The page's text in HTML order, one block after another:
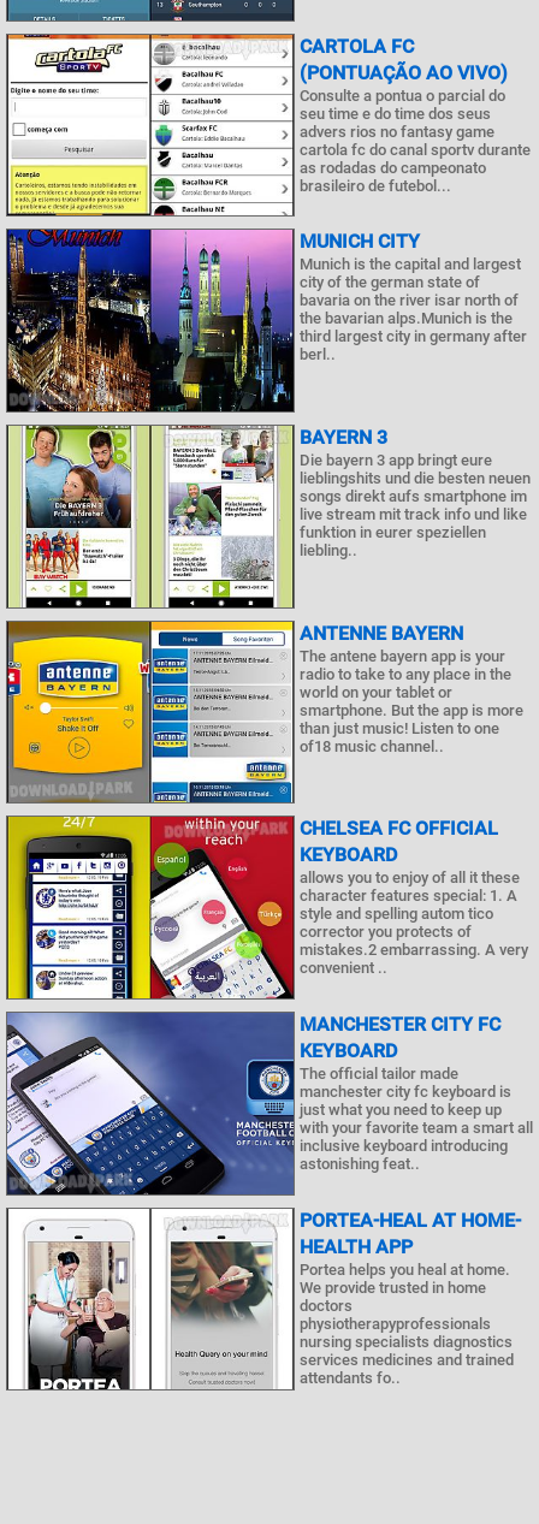
CARTOLA FC
(PONTUAÇÃO AO VIVO)
Consulte a pontua o parcial do
seu time e do time dos seus
advers rios no fantasy game
cartola fc do canal sportv durante
as rodadas do campeonato
brasileiro de futebol...
MUNICH CITY
Munich is the capital and largest
city of the german state of
bavaria on the river isar north of
the bavarian alps.Munich is the
third largest city in germany after
berl..
BAYERN 3
Die bayern 3 app bringt eure
lieblingshits und die besten neuen
songs direkt aufs smartphone im
live stream mit track info und like
funktion in eurer speziellen
liebling..
ANTENNE BAYERN
The antene bayern app is your
radio to take to any place in the
world on your tablet or
smartphone. But the app is more
than just music! Listen to one
of18 music channel..
CHELSEA FC OFFICIAL
KEYBOARD
allows you to enjoy of all it these
character features special: 1. A
style and spelling autom tico
corrector you protects of
mistakes.2 embarrassing. A very
convenient ..
MANCHESTER CITY FC
KEYBOARD
The official tailor made
manchester city fc keyboard is
just what you need to keep up
with your favorite team a smart all
inclusive keyboard introducing
astonishing feat..
PORTEA-HEAL AT HOME-
HEALTH APP
Portea helps you heal at home.
We provide trusted in home
doctors
physiotherapyprofessionals
nursing specialists diagnostics
services medicines and trained
attendants fo..